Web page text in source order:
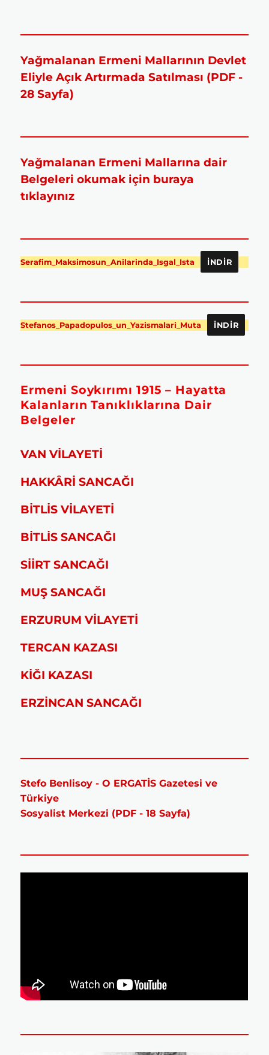
Yağmalanan Ermeni Mallarının Devlet
Eliyle Açık Artırmada Satılması (PDF -
28 Sayfa)
Yağmalanan Ermeni Mallarına dair
Belgeleri okumak için buraya
tıklayınız
Serafim_Maksimosun_Anilarinda_Isgal_Ista İNDIR
Stefanos_Papadopulos_un_Yazismalari_Muta İNDIR
Ermeni Soykırımı 1915 – Hayatta
Kalanların Tanıklıklarına Dair
Belgeler
VAN VİLAYETİ
HAKKÂRİ SANCAĞI
BİTLİS VİLAYETİ
BİTLİS SANCAĞI
SİİRT SANCAĞI
MUŞ SANCAĞI
ERZURUM VİLAYETİ
TERCAN KAZASI
KİĞI KAZASI
ERZİNCAN SANCAĞI
Stefo Benlisoy - O ERGATİS Gazetesi ve
Türkiye
Sosyalist Merkezi (PDF - 18 Sayfa)